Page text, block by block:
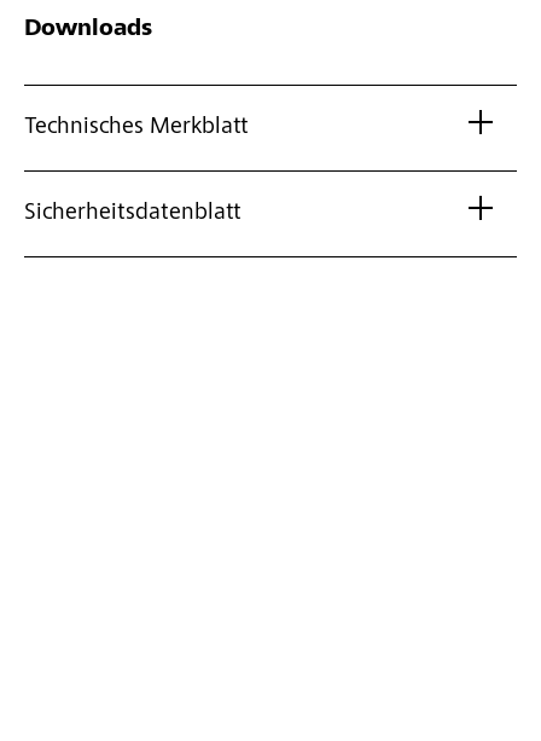
Downloads
Technisches Merkblatt
Sicherheitsdatenblatt